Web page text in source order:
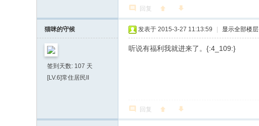
回复
猫咪的守候
签到天数: 107 天
[LV.6]常住居民II
发表于 2015-3-27 11:13:59 显示全部楼层
听说有福利我就进来了。{:4_109:}
回复